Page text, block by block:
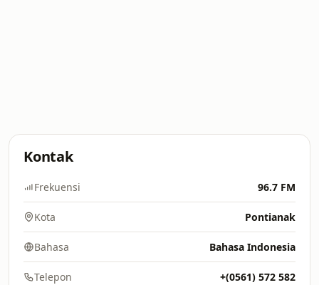
Kontak
Frekuensi 96.7 FM
Kota Pontianak
Bahasa Bahasa Indonesia
Telepon +(0561) 572 582